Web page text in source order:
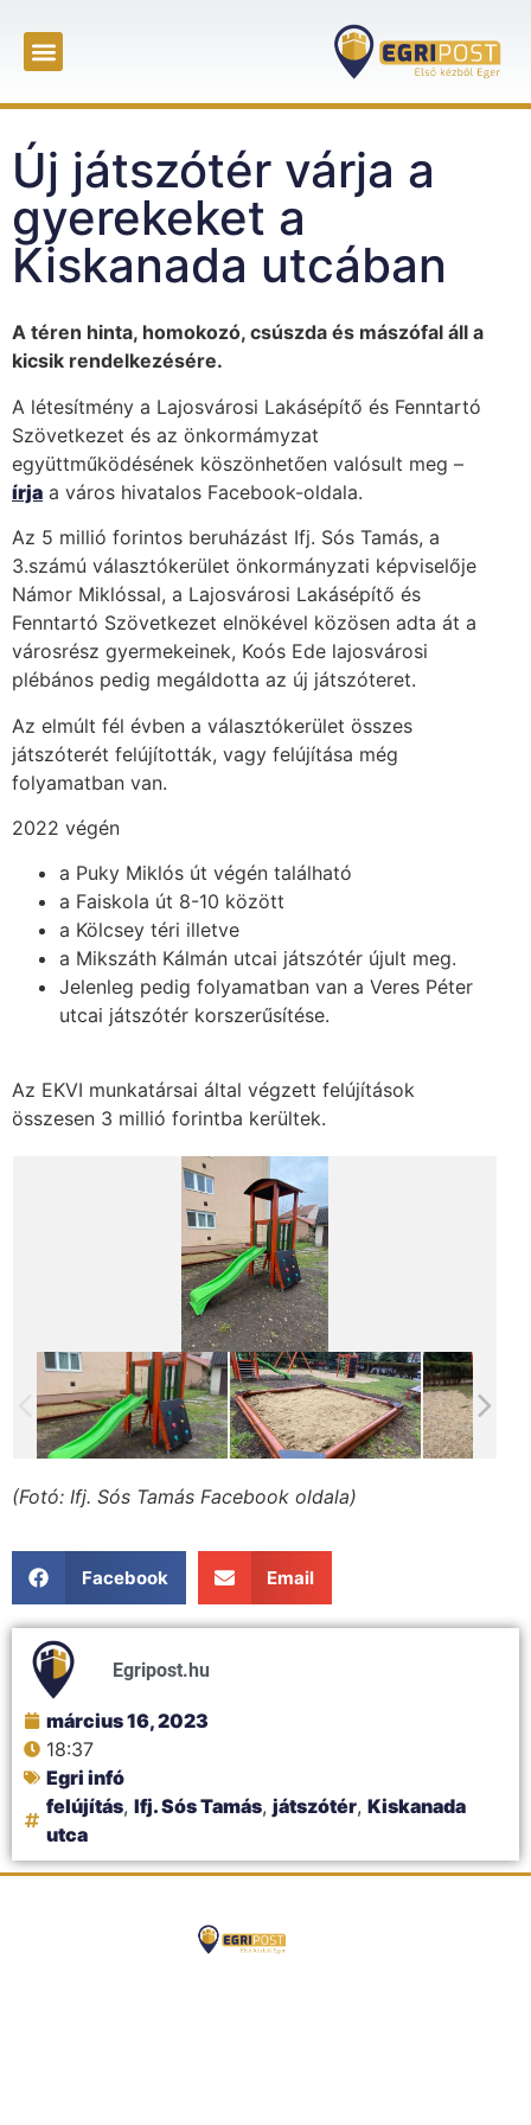
Új játszótér várja a
gyerekeket a
Kiskanada utcában
A téren hinta, homokozó, csúszda és mászófal áll a
kicsik rendelkezésére.
A létesítmény a Lajosvárosi Lakásépítő és Fenntartó
Szövetkezet és az önkormámyzat
együttműködésének köszönhetően valósult meg –
írja a város hivatalos Facebook-oldala.
Az 5 millió forintos beruházást Ifj. Sós Tamás, a
3.számú választókerület önkormányzati képviselője
Námor Miklóssal, a Lajosvárosi Lakásépítő és
Fenntartó Szövetkezet elnökével közösen adta át a
városrész gyermekeinek, Koós Ede lajosvárosi
plébános pedig megáldotta az új játszóteret.
Az elmúlt fél évben a választókerület összes
játszóterét felújították, vagy felújítása még
folyamatban van.
2022 végén
a Puky Miklós út végén található
a Faiskola út 8-10 között
a Kölcsey téri illetve
a Mikszáth Kálmán utcai játszótér újult meg.
Jelenleg pedig folyamatban van a Veres Péter
utcai játszótér korszerűsítése.
Az EKVI munkatársai által végzett felújítások
összesen 3 millió forintba kerültek.
(Fotó: Ifj. Sós Tamás Facebook oldala)
Facebook Email
Egripost.hu
március 16, 2023
18:37
Egri infó
felújítás, Ifj. Sós Tamás, játszótér, Kiskanada
utca